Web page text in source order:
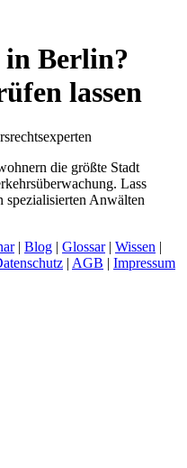
in Berlin?
lassen
die größte Stadt
Lass
spezialisierten Anwälten
| Blog | Glossar| Wissen |
| AGB | Impressum